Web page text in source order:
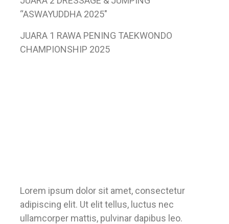
“ASWAYUDDHA 2025″
JUARA 1 RAWA PENING TAEKWONDO
CHAMPIONSHIP 2025
Lorem ipsum dolor sit amet, consectetur
adipiscing elit. Ut elit tellus, luctus nec
ullamcorper mattis, pulvinar dapibus leo.